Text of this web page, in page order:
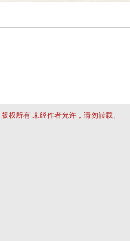
版权所有 未经作者允许，请勿转载。